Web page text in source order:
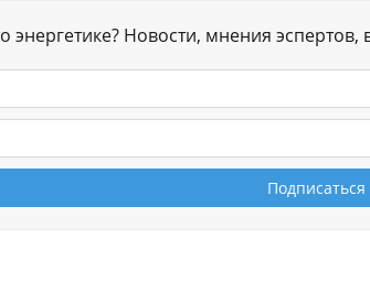
энергетике? Новости, мнения